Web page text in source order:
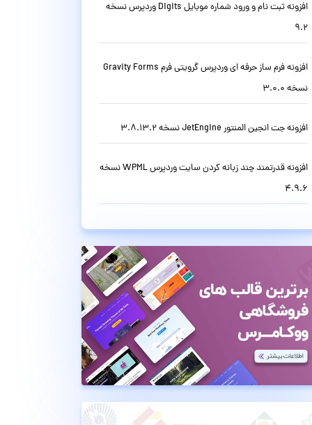
افزونه ثبت نام و ورود شماره موبایل Digits وردپرس نسخه
9.2
افزونه فرم ساز حرفه ای وردپرس گرویتی فرم Gravity Forms
نسخه 3.0.0
افزونه جت انجین المنتور JetEngine نسخه 3.8.13.2
افزونه قدرتمند چند زبانه کردن سایت وردپرس WPML نسخه
4.9.6